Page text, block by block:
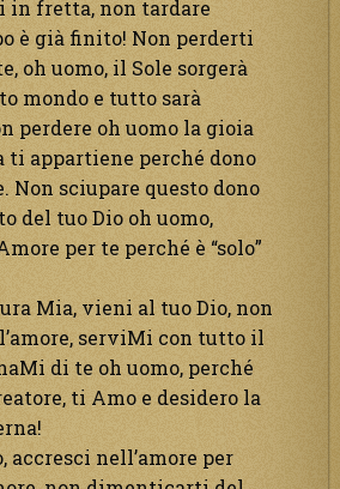
in fretta, non tardare
è già finito! Non perderti
oh uomo, il Sole sorgerà
mondo e tutto sarà
perdere oh uomo la gioia
ti appartiene perché dono
Non sciupare questo dono
del tuo Dio oh uomo,
per te perché è “solo”
Mia, vieni al tuo Dio, non
serviMi con tutto il
di te oh uomo, perché
ti Amo e desidero la
accresci nell’amore per